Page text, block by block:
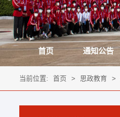
首页 通知公告
当前位置: 首页 > 思政教育 >